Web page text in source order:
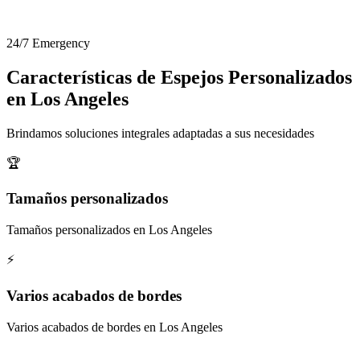
24/7 Emergency
Características de Espejos Personalizados
en Los Angeles
Brindamos soluciones integrales adaptadas a sus necesidades
🏆
Tamaños personalizados
Tamaños personalizados en Los Angeles
⚡
Varios acabados de bordes
Varios acabados de bordes en Los Angeles